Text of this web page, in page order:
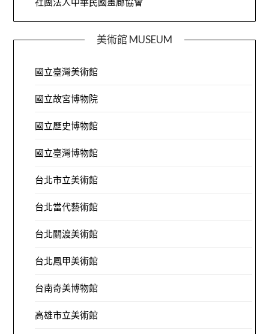
美術館 MUSEUM
國立臺灣美術館
國立故宮博物院
國立歷史博物館
國立臺灣博物館
台北市立美術館
台北當代藝術館
台北關渡美術館
台北鳳甲美術館
台南奇美博物館
高雄市立美術館